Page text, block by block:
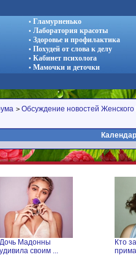
• Гламурненько
• Лаборатория красоты
• Здоровье и профилактика
• Похудей от слова к делу
• Кабинет психолога
• Мамочки и деточки
> Обсуждение новостей
Кто займет место
примадонны - ...